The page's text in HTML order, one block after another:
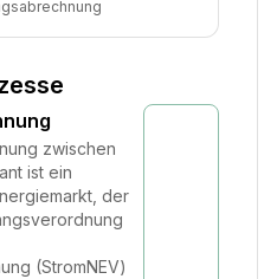
zwischen
ist ein
der
(StromNEV)